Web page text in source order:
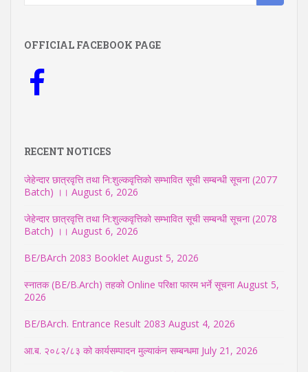
OFFICIAL FACEBOOK PAGE
RECENT NOTICES
जेहेन्दार छात्रवृत्ति तथा नि:शुल्कवृत्तिको सम्भावित सूची सम्बन्धी सूचना (2077
Batch) ।। August 6, 2026
जेहेन्दार छात्रवृत्ति तथा नि:शुल्कवृत्तिको सम्भावित सूची सम्बन्धी सूचना (2078
Batch) ।। August 6, 2026
BE/BArch 2083 Booklet August 5, 2026
स्नातक (BE/B.Arch) तहको Online परिक्षा फारम भर्ने सूचना August 5,
2026
BE/BArch. Entrance Result 2083 August 4, 2026
आ.ब. २०८२/८३ को कार्यसम्पादन मुल्याकंन सम्बन्धमा July 21, 2026